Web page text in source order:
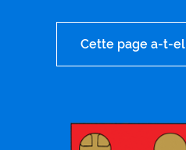
Cette page a-t-